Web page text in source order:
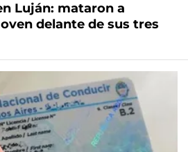
Luján: mataron a
delante de sus tres